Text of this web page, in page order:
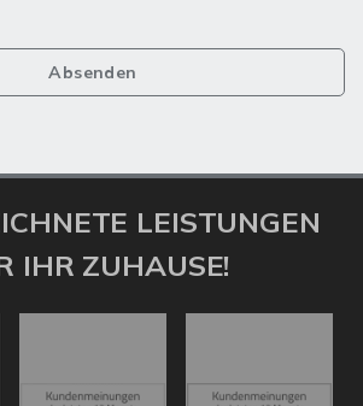
Absenden
LEISTUNGEN
IHR ZUHAUSE!